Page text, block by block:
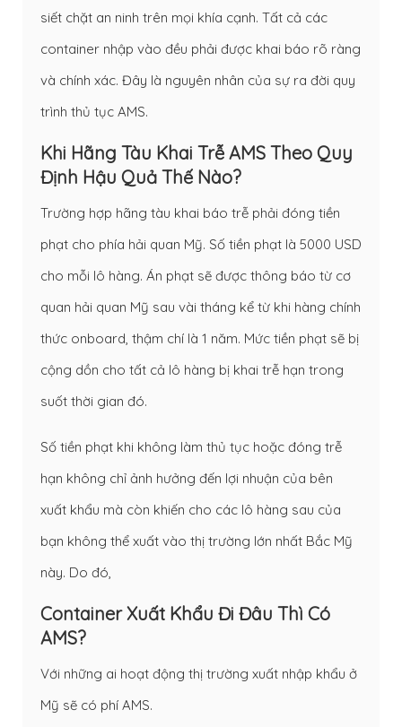
siết chặt an ninh trên mọi khía cạnh. Tất cả các
container nhập vào đều phải được khai báo rõ ràng
và chính xác. Đây là nguyên nhân của sự ra đời quy
trình thủ tục AMS.
Khi Hãng Tàu Khai Trễ AMS Theo Quy
Định Hậu Quả Thế Nào?
Trường hợp hãng tàu khai báo trễ phải đóng tiền
phạt cho phía hải quan Mỹ. Số tiền phạt là 5000 USD
cho mỗi lô hàng. Án phạt sẽ được thông báo từ cơ
quan hải quan Mỹ sau vài tháng kể từ khi hàng chính
thức onboard, thậm chí là 1 năm. Mức tiền phạt sẽ bị
cộng dồn cho tất cả lô hàng bị khai trễ hạn trong
suốt thời gian đó.
Số tiền phạt khi không làm thủ tục hoặc đóng trễ
hạn không chỉ ảnh hưởng đến lợi nhuận của bên
xuất khẩu mà còn khiến cho các lô hàng sau của
bạn không thể xuất vào thị trường lớn nhất Bắc Mỹ
này. Do đó,
Container Xuất Khẩu Đi Đâu Thì Có
AMS?
Với những ai hoạt động thị trường xuất nhập khẩu ở
Mỹ sẽ có phí AMS.